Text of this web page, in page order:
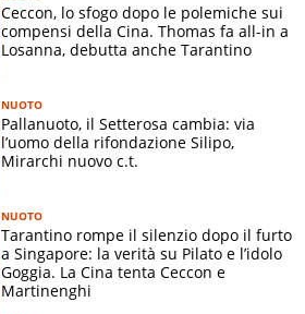
Ceccon, lo sfogo dopo le polemiche sui
compensi della Cina. Thomas fa all-in a
Losanna, debutta anche Tarantino
NUOTO
Pallanuoto, il Setterosa cambia: via
l’uomo della rifondazione Silipo,
Mirarchi nuovo c.t.
NUOTO
Tarantino rompe il silenzio dopo il furto
a Singapore: la verità su Pilato e l’idolo
Goggia. La Cina tenta Ceccon e
Martinenghi